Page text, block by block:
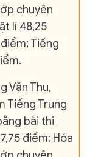
chuyên
lí 48,25
Tiếng
Văn Thụ,
Tiếng Trung
bài thi
điểm; Hóa